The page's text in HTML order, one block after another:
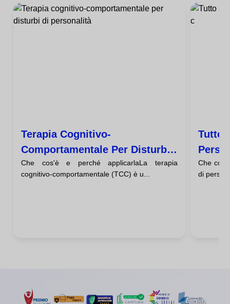
Terapia Cognitivo-
Comportamentale Per Disturbi
Di Personalità
Che cos'è e perché applicarlaLa terapia
cognitivo-comportamentale (TCC) è u...
Tutto
Che
di